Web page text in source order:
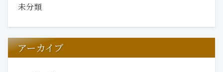
未分類
アーカイブ